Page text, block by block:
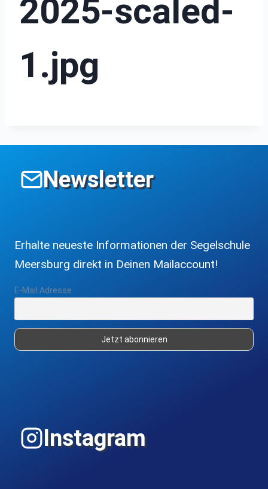
2025-scaled-
1.jpg
Newsletter
Erhalte neueste Informationen der Segelschule
Meersburg direkt in Deinen Mailaccount!
E-Mail Adresse
Instagram